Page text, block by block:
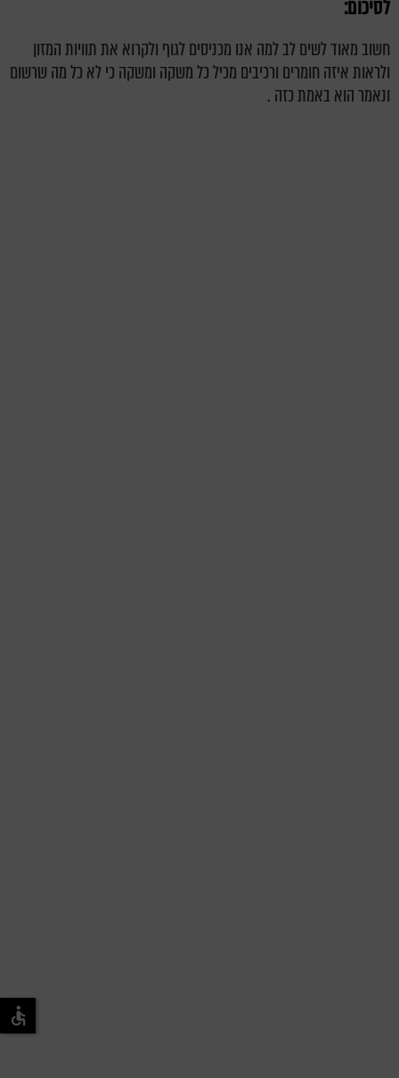
לסיכום:
חשוב מאוד לשים לב למה אנו מכניסים לגוף ולקרוא את תוויות המזון
ולראות איזה חומרים ורכיבים מכיל כל משקה ומשקה כי לא כל מה שרשום
ונאמר הוא באמת כזה .